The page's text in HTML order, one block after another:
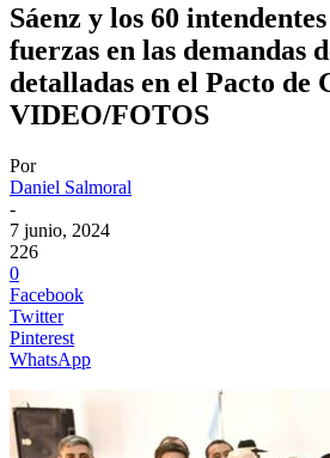
Sáenz y los 60
fuerzas en las demandas
detalladas en el Pacto de
VIDEO/FOTOS
Por
Daniel Salmoral
-
7 junio, 2024
226
0
Facebook
Twitter
Pinterest
WhatsApp